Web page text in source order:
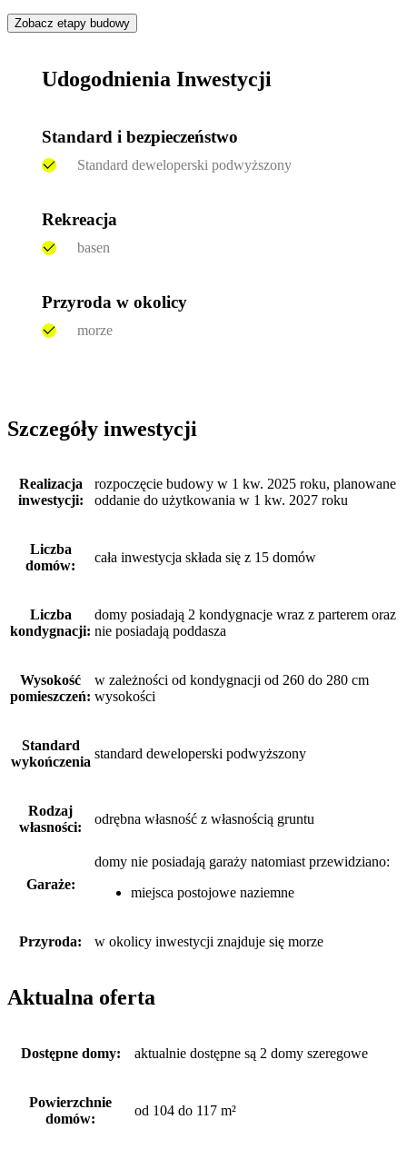
Zobacz etapy budowy
Udogodnienia Inwestycji
Standard i bezpieczeństwo
Standard deweloperski podwyższony
Rekreacja
basen
Przyroda w okolicy
morze
Szczegóły inwestycji
Realizacja
inwestycji:
rozpoczęcie budowy w 1 kw. 2025 roku, planowane
oddanie do użytkowania w 1 kw. 2027 roku
Liczba
domów:
cała inwestycja składa się z 15 domów
Liczba
kondygnacji:
domy posiadają 2 kondygnacje wraz z parterem oraz
nie posiadają poddasza
Wysokość
pomieszczeń:
w zależności od kondygnacji od 260 do 280 cm
wysokości
Standard
wykończenia
standard deweloperski podwyższony
Rodzaj
własności:
odrębna własność z własnością gruntu
Garaże:
domy nie posiadają garaży natomiastprzewidziano:
miejsca postojowe naziemne
Przyroda: w okolicy inwestycji znajduje się morze
Aktualna oferta
Dostępne domy: aktualnie dostępne są 2 domy szeregowe
Powierzchnie
domów:
od 104 do 117 m²